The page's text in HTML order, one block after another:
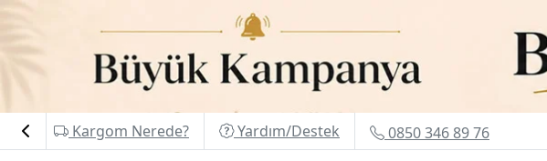
Kargom Nerede? Yardım/Destek 0850 346 89 76